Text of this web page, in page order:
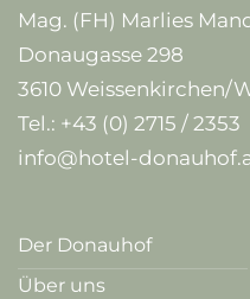
Mag. (FH) Marlies
Donaugasse 298
3610 Weissenkirchen/
Tel.: +43 (0) 2715 / 2353
info@hotel-
Der Donauhof
Über uns